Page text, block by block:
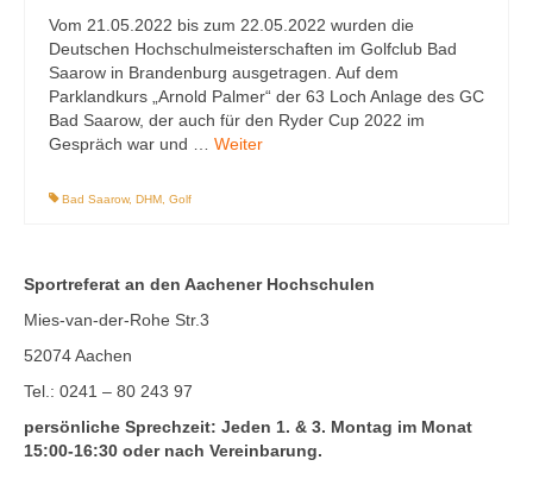
Vom 21.05.2022 bis zum 22.05.2022 wurden die
Deutschen Hochschulmeisterschaften im Golfclub Bad
Saarow in Brandenburg ausgetragen. Auf dem
Parklandkurs „Arnold Palmer“ der 63 Loch Anlage des GC
Bad Saarow, der auch für den Ryder Cup 2022 im
Gespräch war und … Weiter
Bad Saarow, DHM Golf
Sportreferat an den Aachener Hochschulen
Mies-van-der-Rohe Str.3
52074 Aachen
Tel.: 0241 – 80 243 97
persönliche Sprechzeit: Jeden 1. & 3. Montag im Monat
15:00-16:30 oder nach Vereinbarung.